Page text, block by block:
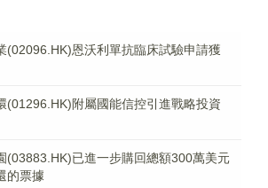
(02096.HK)恩沃利單抗臨床試驗申請獲
(01296.HK)附屬國能信控引進戰略投資
(03883.HK)已進一步購回總額300萬美元
的票據